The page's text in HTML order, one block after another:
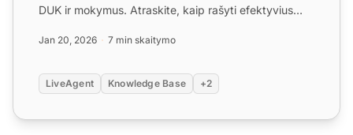
DUK ir mokymus. Atraskite, kaip rašyti efektyvius
Jan 20, 2026 7 min skaitymo
LiveAgent Knowledge Base +2